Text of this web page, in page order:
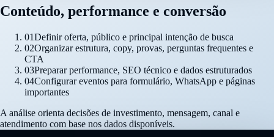
Conteúdo, performance e conversão
01Definir oferta, público e principal intenção de busca
02Organizar estrutura, copy, provas, perguntas frequentes e
CTA
03Preparar performance, SEO técnico e dados estruturados
04Configurar eventos para formulário, WhatsApp e páginas
importantes
A análise orienta decisões de investimento, mensagem, canal e
atendimento com base nos dados disponíveis.